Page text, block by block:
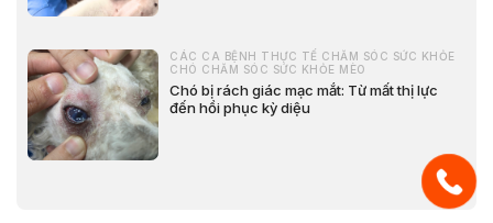
CÁC CA BỆNH THỰC TẾ CHĂM SÓC SỨC KHỎE
CHÓ CHĂM SÓC SỨC KHỎE MÈO
Chó bị rách giác mạc mắt: Từ mất thị lực
đến hồi phục kỳ diệu